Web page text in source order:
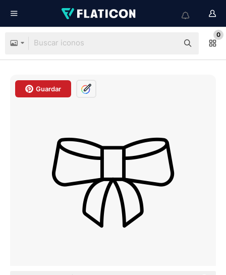
0
Guardar